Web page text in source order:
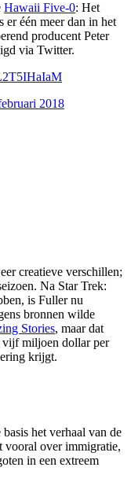
Hawaii Five-0: Het
er één meer dan in het
producent Peter
via Twitter.
2018
creatieve verschillen;
Na Star Trek:
is Fuller nu
bronnen wilde
Stories, maar dat
vijf miljoen dollar per
krijgt.
het verhaal van de
vooral over immigratie,
in een extreem